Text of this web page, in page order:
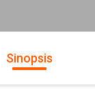
Sinopsis